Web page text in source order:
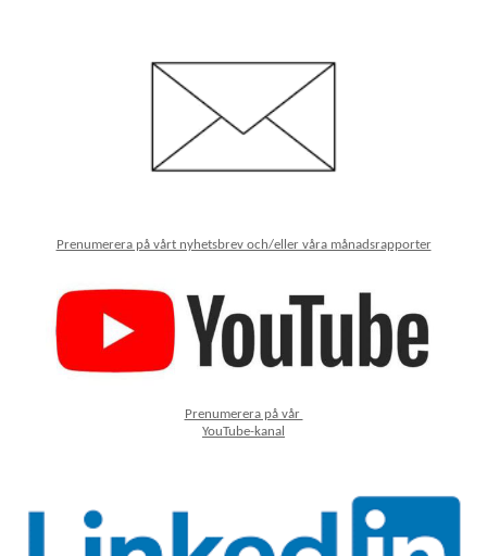
Prenumerera på vårt nyhetsbrev och/eller våra månadsrapporter
Prenumerera på vår
YouTube-kanal